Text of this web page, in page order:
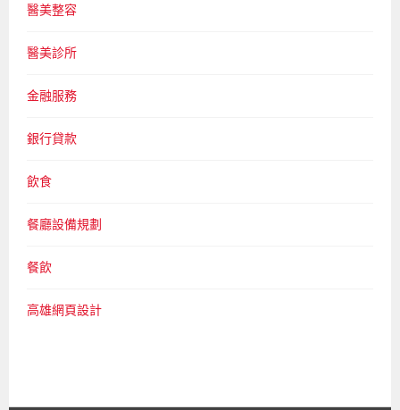
醫美整容
醫美診所
金融服務
銀行貸款
飲食
餐廳設備規劃
餐飲
高雄網頁設計